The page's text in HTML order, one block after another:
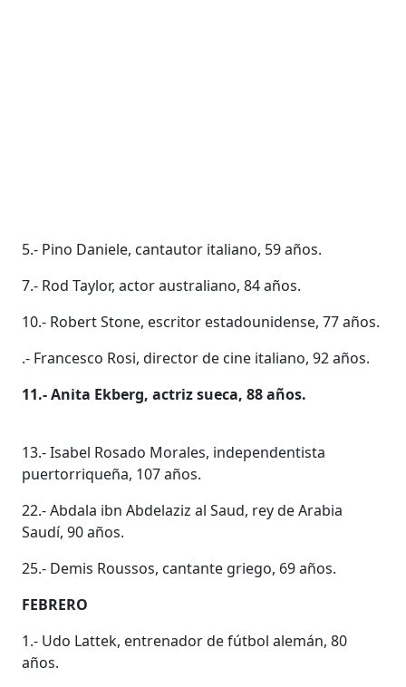
5.- Pino Daniele, cantautor italiano, 59 años.
7.- Rod Taylor, actor australiano, 84 años.
10.- Robert Stone, escritor estadounidense, 77 años.
.- Francesco Rosi, director de cine italiano, 92 años.
11.- Anita Ekberg, actriz sueca, 88 años.
13.- Isabel Rosado Morales, independentista
puertorriqueña, 107 años.
22.- Abdala ibn Abdelaziz al Saud, rey de Arabia
Saudí, 90 años.
25.- Demis Roussos, cantante griego, 69 años.
FEBRERO
1.- Udo Lattek, entrenador de fútbol alemán, 80
años.